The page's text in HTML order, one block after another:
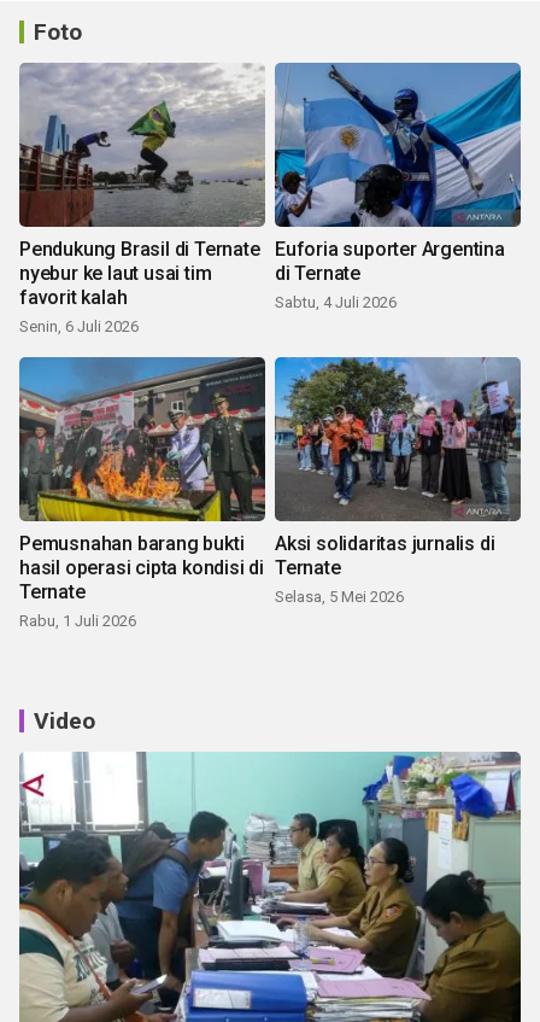
Foto
Pendukung Brasil di Ternate
nyebur ke laut usai tim
favorit kalah
Senin, 6 Juli 2026
Euforia suporter Argentina
di Ternate
Sabtu, 4 Juli 2026
Pemusnahan barang bukti
hasil operasi cipta kondisi di
Ternate
Rabu, 1 Juli 2026
Aksi solidaritas jurnalis di
Ternate
Selasa, 5 Mei 2026
Video